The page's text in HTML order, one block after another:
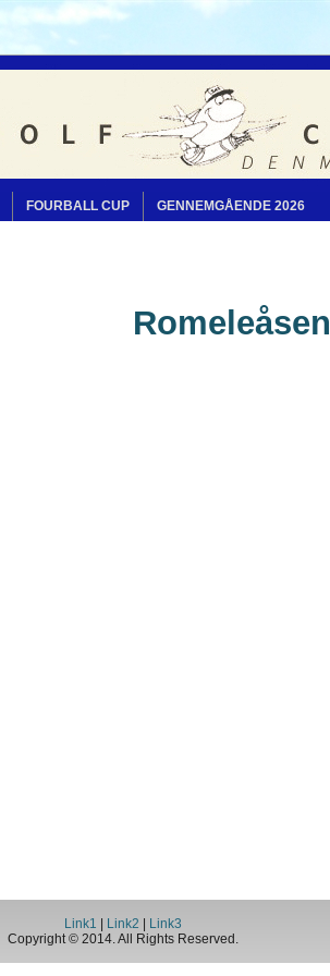
FOURBALL CUP GENNEMGÅENDE 2026
Romeleåsen
Link1 Link2
Link3
Copyright © 2014. All Rights Reserved.